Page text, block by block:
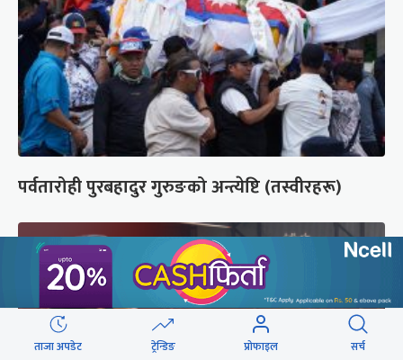
पर्वतारोही पुरबहादुर गुरुङको अन्त्येष्टि (तस्वीरहरू)
ताजा अपडेट ट्रेन्डिङ प्रोफाइल सर्च